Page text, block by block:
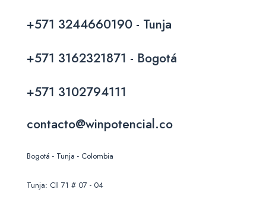
+571 3244660190 - Tunja
+571 3162321871 - Bogotá
+571 3102794111
contacto@winpotencial.co
Bogotá - Tunja - Colombia
Tunja: Cll 71 # 07 - 04